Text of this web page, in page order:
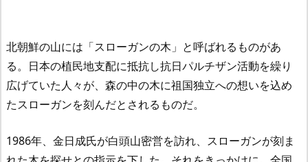
北朝鮮の山には「スローガンの木」と呼ばれるものがあ
る。日本の植民地支配に抵抗し抗日パルチザン活動を繰り
広げていた人々が、森の中の木に祖国独立への想いを込め
たスローガンを刻んだとされるものだ。
1986年、金日成氏が白頭山密営を訪れ、スローガンが刻ま